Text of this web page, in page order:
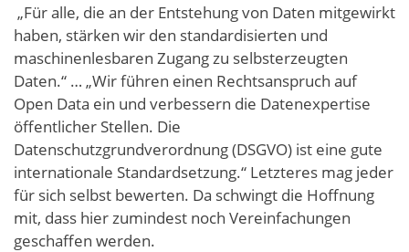
„Für alle, die an der Entstehung von Daten mitgewirkt
haben, stärken wir den standardisierten und
maschinenlesbaren Zugang zu selbsterzeugten
Daten.“ … „Wir führen einen Rechtsanspruch auf
Open Data ein und verbessern die Datenexpertise
öffentlicher Stellen. Die
Datenschutzgrundverordnung (DSGVO) ist eine gute
internationale Standardsetzung.“ Letzteres mag jeder
für sich selbst bewerten. Da schwingt die Hoffnung
mit, dass hier zumindest noch Vereinfachungen
geschaffen werden.